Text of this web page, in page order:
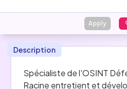
Apply
Description
Spécialiste de l'OSINT
Racine entretient et